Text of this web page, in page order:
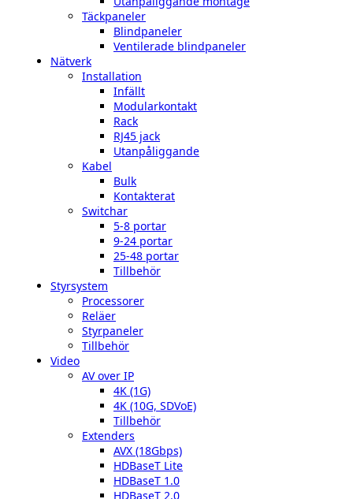
Täckpaneler
Blindpaneler
Ventilerade blindpaneler
Nätverk
Installation
Infällt
Modularkontakt
Rack
RJ45 jack
Utanpåliggande
Kabel
Bulk
Kontakterat
Switchar
5-8 portar
9-24 portar
25-48 portar
Tillbehör
Styrsystem
Processorer
Reläer
Styrpaneler
Tillbehör
Video
AV over IP
4K (1G)
4K (10G, SDVoE)
Tillbehör
Extenders
AVX (18Gbps)
HDBaseT Lite
HDBaseT 1.0
HDBaseT 2.0